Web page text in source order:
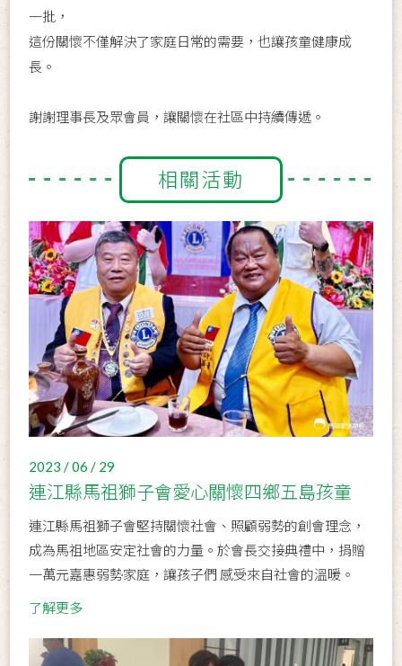
一批，
這份關懷不僅解決了家庭日常的需要，也讓孩童健康成
長。
謝謝理事長及眾會員，讓關懷在社區中持續傳遞。
相關活動
2023 / 06 / 29
連江縣馬祖獅子會愛心關懷四鄉五島孩童
連江縣馬祖獅子會堅持關懷社會、照顧弱勢的創會理念，
成為馬祖地區安定社會的力量。於會長交接典禮中，捐贈
一萬元嘉惠弱勢家庭，讓孩子們 感受來自社會的溫暖。
了解更多